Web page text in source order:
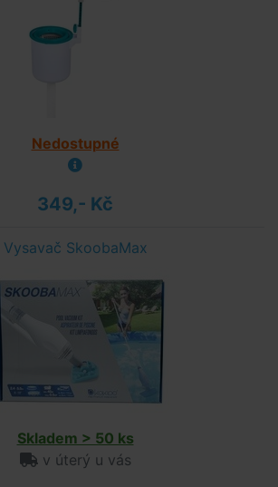
Nedostupné
349,- Kč
Vysavač SkoobaMax
Skladem > 50 ks
v úterý u vás